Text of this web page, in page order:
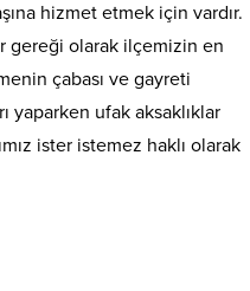
hizmet etmek için vardır.
gereği olarak ilçemizin en
çabası ve gayreti
yaparken ufak aksaklıklar
ister istemez haklı olarak